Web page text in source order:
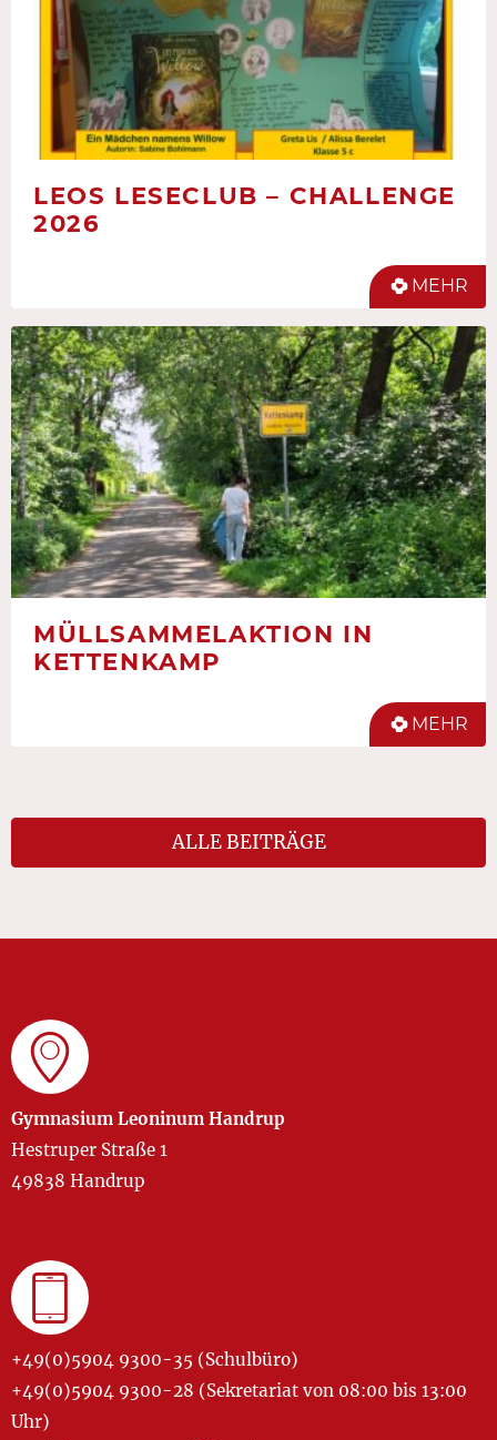
LEOS LESECLUB – CHALLENGE
2026
MEHR
MÜLLSAMMELAKTION IN
KETTENKAMP
MEHR
ALLE BEITRÄGE
Gymnasium Leoninum Handrup
Hestruper Straße 1
49838 Handrup
+49(0)5904 9300-35 (Schulbüro)
+49(0)5904 9300-28 (Sekretariat von 08:00 bis 13:00
Uhr)